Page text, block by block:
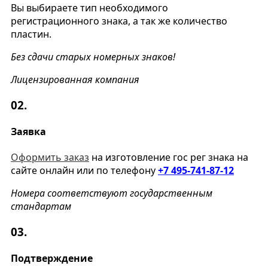
Вы выбираете тип необходимого
регистрационного знака, а так же количество
пластин.
Без сдачи старых номерных знаков!
Лицензированная компания
02.
Заявка
Оформить заказ на изготовление гос рег знака на
сайте онлайн или по телефону+7 495-741-87-12
Номера соответствуют государственным
стандартам
03.
Подтверждение